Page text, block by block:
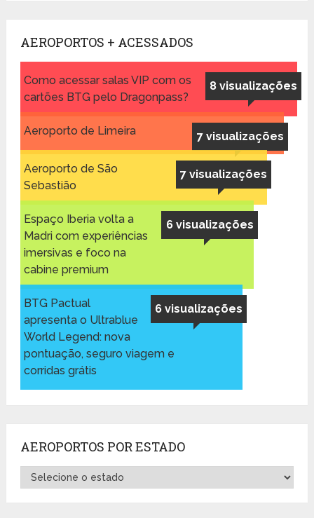
AEROPORTOS + ACESSADOS
8 visualizações
Como acessar salas VIP com os
cartões BTG pelo Dragonpass?
7 visualizações
Aeroporto de Limeira
7 visualizações
Aeroporto de São
Sebastião
6 visualizações
Espaço Iberia volta a
Madri com experiências
imersivas e foco na
cabine premium
6 visualizações
BTG Pactual
apresenta o Ultrablue
World Legend: nova
pontuação, seguro viagem e
corridas grátis
AEROPORTOS POR ESTADO
Aeroportos
por